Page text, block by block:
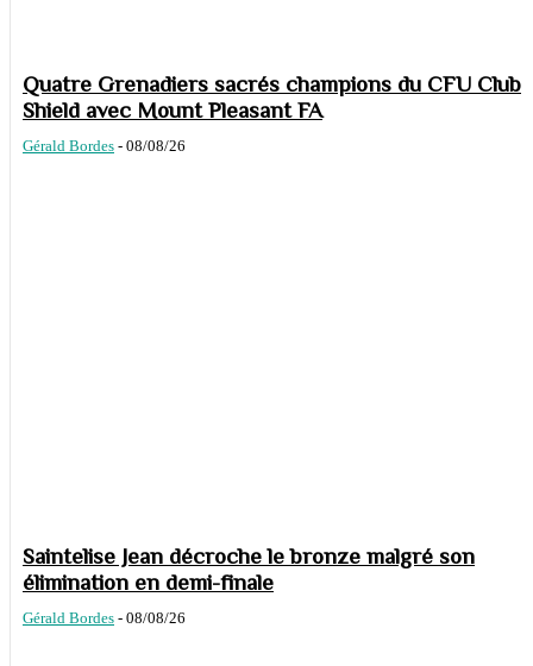
Quatre Grenadiers sacrés champions du CFU Club
Shield avec Mount Pleasant FA
Gérald Bordes - 08/08/26
Saintelise Jean décroche le bronze malgré son
élimination en demi-finale
Gérald Bordes - 08/08/26